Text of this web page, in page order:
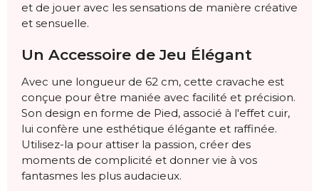
et de jouer avec les sensations de manière créative
et sensuelle.
Un Accessoire de Jeu Élégant
Avec une longueur de 62 cm, cette cravache est
conçue pour être maniée avec facilité et précision.
Son design en forme de Pied, associé à l'effet cuir,
lui confère une esthétique élégante et raffinée.
Utilisez-la pour attiser la passion, créer des
moments de complicité et donner vie à vos
fantasmes les plus audacieux.